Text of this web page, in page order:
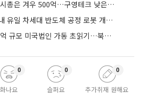
매출 4000억대에 시총은 겨우 500억…구영테크 낮은 몸값에 저가 승계 마무리
라온로보틱스, 국내 유일 차세대 반도체 공정 로봇 개발 ‘고객사 테스트 진행’
신성에스티, 2300억 규모 미국법인 가동 초읽기…북미 ESS 공략 본격화
화나요
0
슬퍼요
0
추가취재 원해요
0